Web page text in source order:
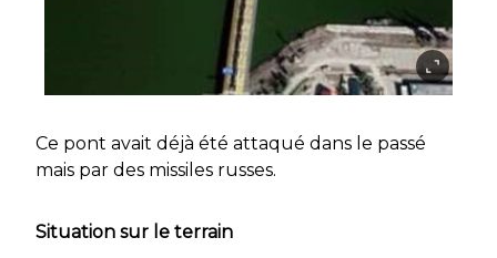
Ce pont avait déjà été attaqué dans le passé
mais par des missiles russes.
Situation sur le terrain